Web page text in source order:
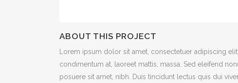
ABOUT THIS PROJECT
Lorem ipsum dolor sit amet, consectetuer adipiscing
condimentum at, laoreet mattis, massa. Sed eleifend
posuere sit amet, nibh. Duis tincidunt lectus quis dui